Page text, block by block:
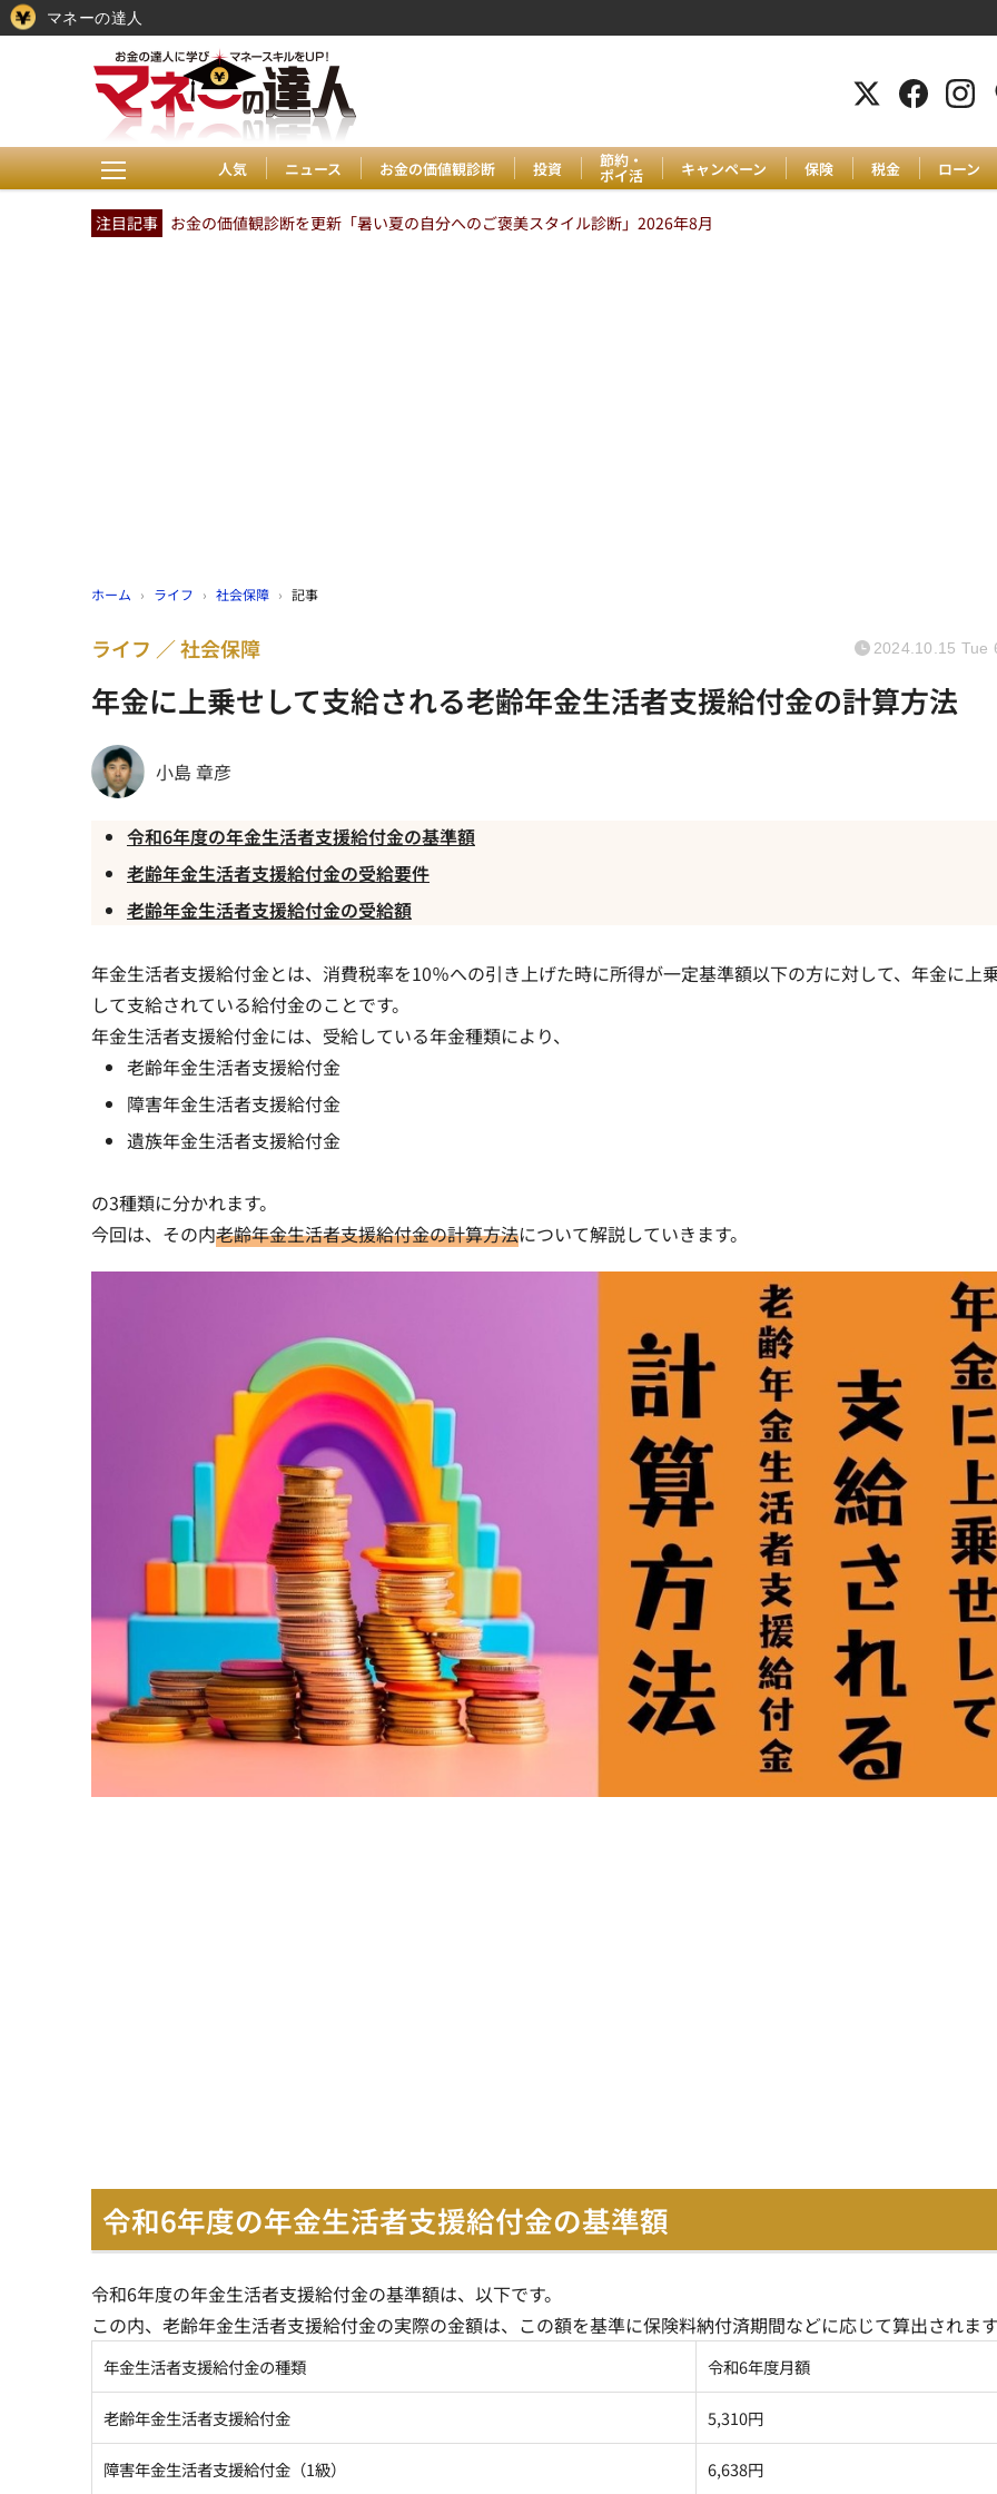
人気 ニュース お金の価値観診断 投資 節約・
ポイ活 キャンペーン 保険 税金 ローン
注目記事 お金の価値観診断を更新「暑い夏の自分へのご褒美スタイル診断」2026年8月
ホーム › ライフ › 社会保障 › 記事
年金に上乗せして支給される老齢年金生活者支援給付金の計算方法
ライフ 社会保障 2024.10.15 Tue
小島 章彦
令和6年度の年金生活者支援給付金の基準額
老齢年金生活者支援給付金の受給要件
老齢年金生活者支援給付金の受給額
年金生活者支援給付金とは、消費税率を10％への引き上げた時に所得が一定基準額以下の方に対して、年金に上
して支給されている給付金のことです。
年金生活者支援給付金には、受給している年金種類により、
老齢年金生活者支援給付金
障害年金生活者支援給付金
遺族年金生活者支援給付金
の3種類に分かれます。
今回は、その内老齢年金生活者支援給付金の計算方法について解説していきます。
令和6年度の年金生活者支援給付金の基準額
令和6年度の年金生活者支援給付金の基準額は、以下です。
この内、老齢年金生活者支援給付金の実際の金額は、この額を基準に保険料納付済期間などに応じて算出されま
年金生活者支援給付金の種類 令和6年度月額
老齢年金生活者支援給付金 5,310円
障害年金生活者支援給付金（1級） 6,638円
マネーの達人